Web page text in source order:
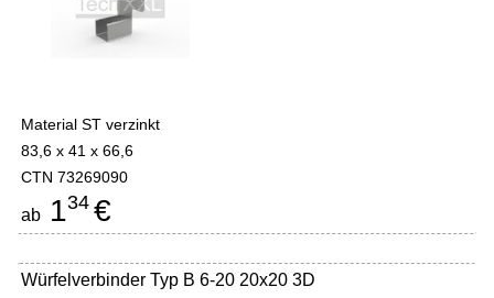
Material ST verzinkt
83,6 x 41 x 66,6
CTN 73269090
ab 134 €
Würfelverbinder Typ B 6-20 20x20 3D